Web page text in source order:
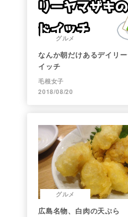
グルメ
なんか朝だけあるデイリ
イッチ
毛根女子
2018/08/20
グルメ
広島名物、白肉の天ぷら